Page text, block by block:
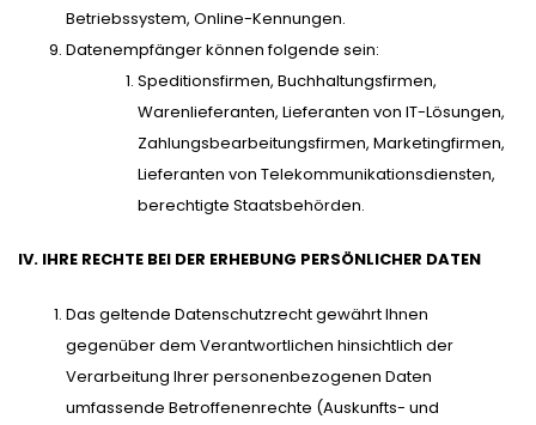
Betriebssystem, Online-Kennungen.
Datenempfänger können folgende sein:
Speditionsfirmen, Buchhaltungsfirmen,
Warenlieferanten, Lieferanten von IT-Lösungen,
Zahlungsbearbeitungsfirmen, Marketingfirmen,
Lieferanten von Telekommunikationsdiensten,
berechtigte Staatsbehörden.
IV. IHRE RECHTE BEI DER ERHEBUNG PERSÖNLICHER DATEN
Das geltende Datenschutzrecht gewährt Ihnen
gegenüber dem Verantwortlichen hinsichtlich der
Verarbeitung Ihrer personenbezogenen Daten
umfassende Betroffenenrechte (Auskunfts- und